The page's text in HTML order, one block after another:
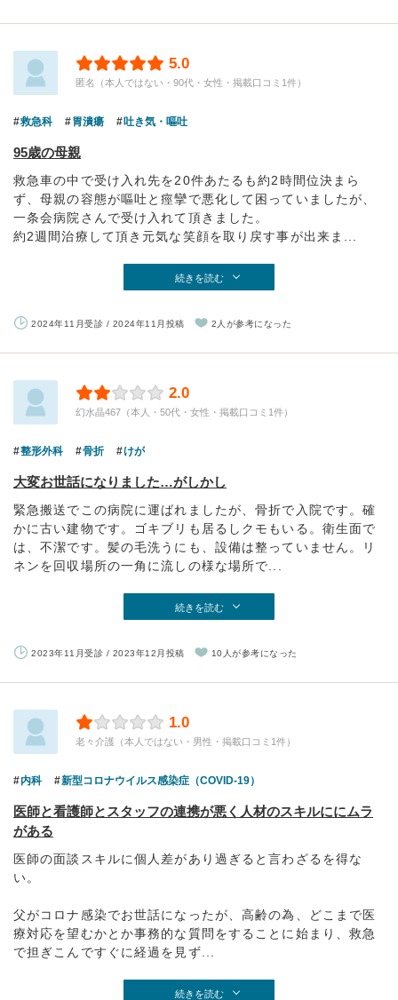
5.0
匿名（本人ではない・90代・女性・掲載口コミ1件）
救急科 胃潰瘍 吐き気・嘔吐
95歳の母親
救急車の中で受け入れ先を20件あたるも約2時間位決まら
ず、母親の容態が嘔吐と痙攣で悪化して困っていましたが、
一条会病院さんで受け入れて頂きました。
約2週間治療して頂き元気な笑顔を取り戻す事が出来ま...
続きを読む
2024年11月受診 / 2024年11月投稿 2人が参考になった
2.0
幻水晶467（本人・50代・女性・掲載口コミ1件）
整形外科 骨折 けが
大変お世話になりました…がしかし
緊急搬送でこの病院に運ばれましたが、骨折で入院です。確
かに古い建物です。ゴキブリも居るしクモもいる。衛生面で
は、不潔です。髪の毛洗うにも、設備は整っていません。リ
ネンを回収場所の一角に流しの様な場所で...
続きを読む
2023年11月受診 / 2023年12月投稿 10人が参考になった
1.0
老々介護（本人ではない・男性・掲載口コミ1件）
内科 新型コロナウイルス感染症（COVID-19）
医師と看護師とスタッフの連携が悪く人材のスキルににムラ
がある
医師の面談スキルに個人差があり過ぎると言わざるを得な
い。
父がコロナ感染でお世話になったが、高齢の為、どこまで医
療対応を望むかとか事務的な質問をすることに始まり、救急
で担ぎこんですぐに経過を見ず...
続きを読む